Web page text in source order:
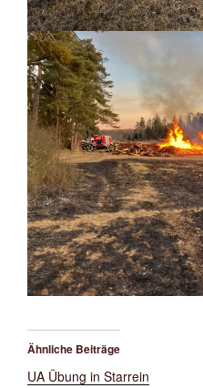
Ähnliche Beiträge
UA Übung in Starrein